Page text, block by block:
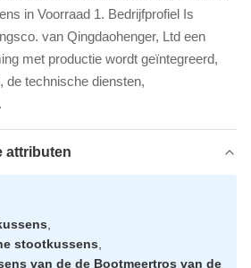
in Voorraad 1. Bedrijfprofiel Is
van Qingdaohenger, Ltd een
met productie wordt geïntegreerd,
de technische diensten,
attributen
stootkussens
van de de Bootmeertros van de